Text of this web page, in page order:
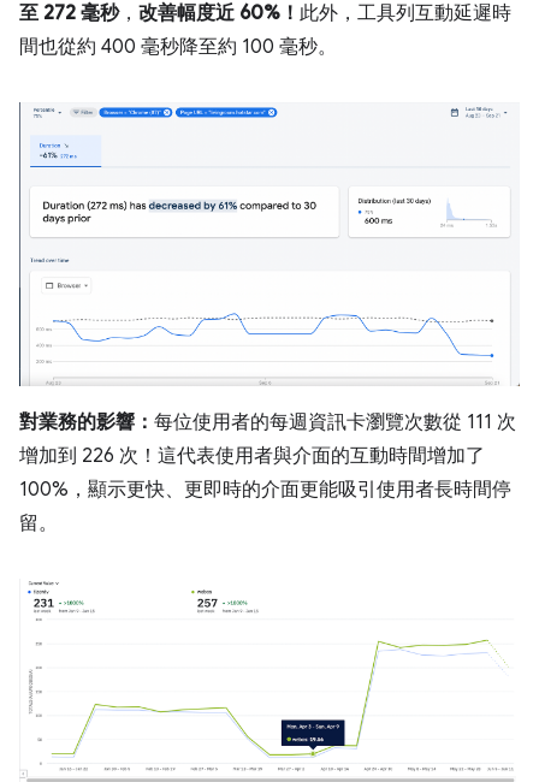
至 272 毫秒， 改善幅度近 60%！ 此外，工具列互動延遲時
間也從約 400 毫秒降至約 100 毫秒。
對業務的影響： 每位使用者的每週資訊卡瀏覽次數從 111 次
增加到 226 次！這代表使用者與介面的互動時間增加了
100%，顯示更快、更即時的介面更能吸引使用者長時間停
留。